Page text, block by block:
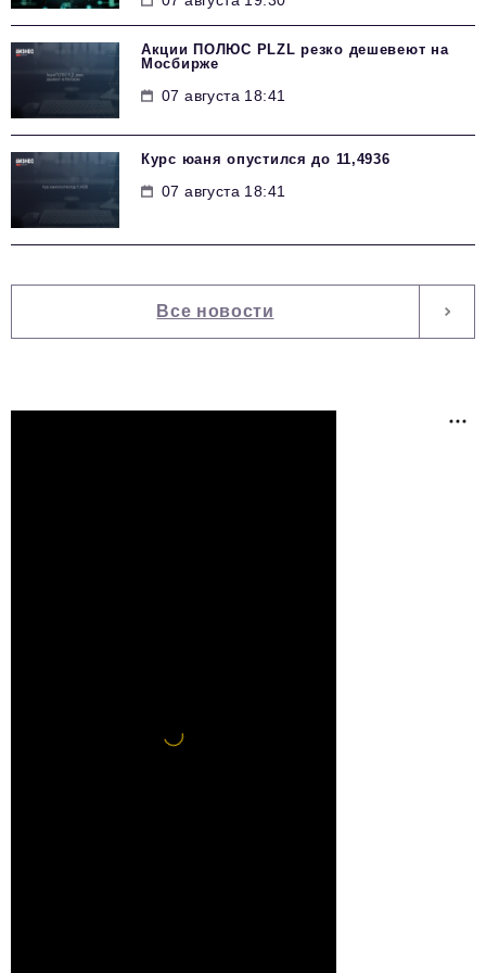
Акции ПОЛЮС PLZL резко дешевеют на
Мосбирже
07 августа 18:41
Курс юаня опустился до 11,4936
07 августа 18:41
Все новости